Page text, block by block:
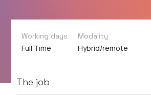
The job
Working days
Full Time
Modality
Hybrid/remote